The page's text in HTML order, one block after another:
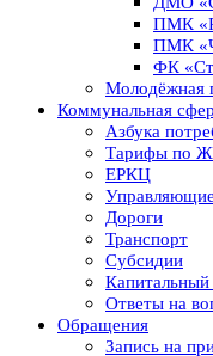
ПМК
ПМК
ФК
Молодёжная
Коммунальная
Азбука
Тарифы по
ЕРКЦ
Дороги
Транспорт
Субсидии
Ответы на
Обращения
Запись на